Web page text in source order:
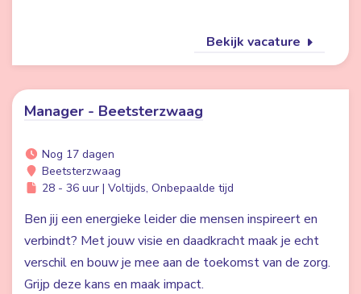
Bekijk vacature
Manager - Beetsterzwaag
Nog 17 dagen
Beetsterzwaag
28 - 36 uur | Voltijds, Onbepaalde tijd
Ben jij een energieke leider die mensen inspireert en
verbindt? Met jouw visie en daadkracht maak je echt
verschil en bouw je mee aan de toekomst van de zorg.
Grijp deze kans en maak impact.